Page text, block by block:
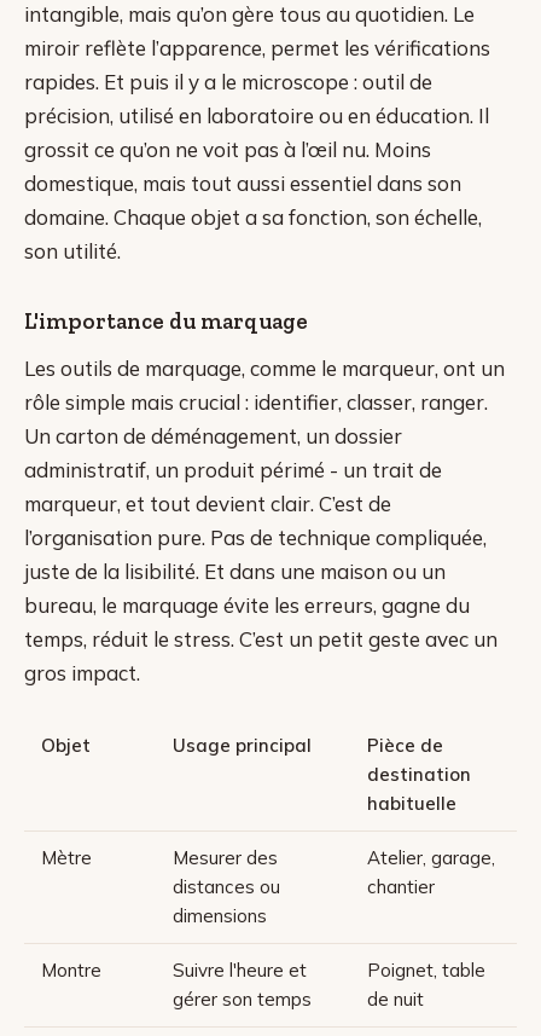
intangible, mais qu’on gère tous au quotidien. Le
miroir reflète l’apparence, permet les vérifications
rapides. Et puis il y a le microscope : outil de
précision, utilisé en laboratoire ou en éducation. Il
grossit ce qu’on ne voit pas à l’œil nu. Moins
domestique, mais tout aussi essentiel dans son
domaine. Chaque objet a sa fonction, son échelle,
son utilité.
L'importance du marquage
Les outils de marquage, comme le marqueur, ont un
rôle simple mais crucial : identifier, classer, ranger.
Un carton de déménagement, un dossier
administratif, un produit périmé - un trait de
marqueur, et tout devient clair. C’est de
l’organisation pure. Pas de technique compliquée,
juste de la lisibilité. Et dans une maison ou un
bureau, le marquage évite les erreurs, gagne du
temps, réduit le stress. C’est un petit geste avec un
gros impact.
Objet Usage principal
Pièce de
destination
habituelle
Mètre
Mesurer des
distances ou
dimensions
Atelier, garage,
chantier
Montre
Suivre l'heure et
gérer son temps
Poignet, table
de nuit